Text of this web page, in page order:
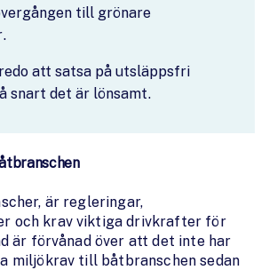
till grönare
att satsa på utsläppsfri
snart det är lönsamt.
är regleringar,
och krav viktiga drivkrafter för
är förvånad över att det inte har
miljökrav till båtbranschen sedan